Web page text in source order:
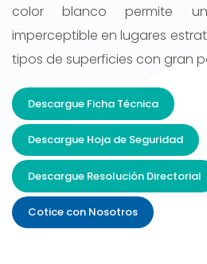
color blanco permite
imperceptible en lugares
tipos de superficies con gran
Descargue Ficha Técnica
Descargue Hoja de Seguridad
Descargue Resolución Directorial
Cotice con Nosotros